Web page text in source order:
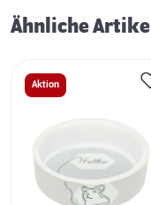
Ähnliche Artikel
Aktion